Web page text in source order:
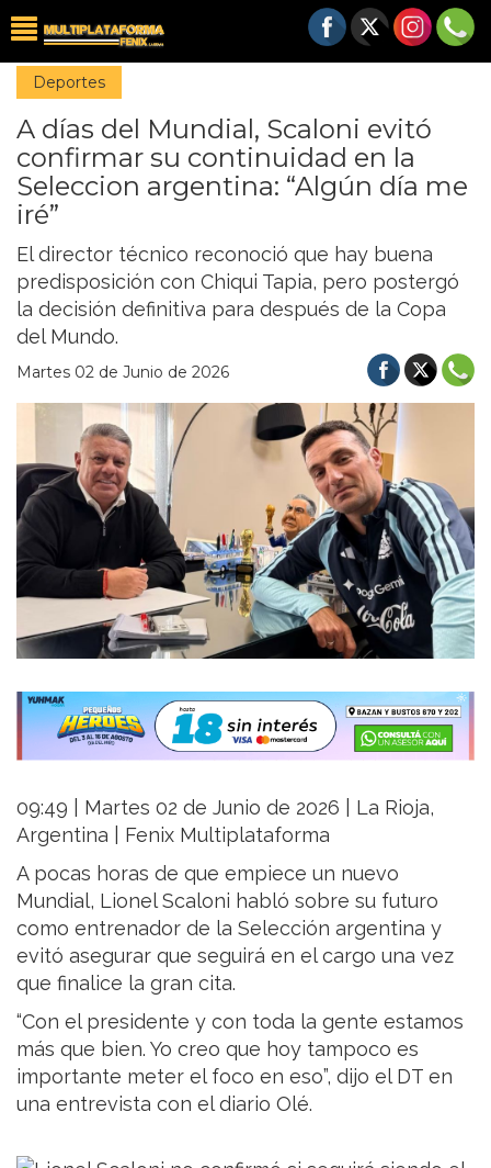
Deportes
A días del Mundial, Scaloni evitó
confirmar su continuidad en la
Seleccion argentina: “Algún día me
iré”
El director técnico reconoció que hay buena
predisposición con Chiqui Tapia, pero postergó
la decisión definitiva para después de la Copa
del Mundo.
Martes 02 de Junio de 2026
09:49 | Martes 02 de Junio de 2026 | La Rioja,
Argentina | Fenix Multiplataforma
A pocas horas de que empiece un nuevo
Mundial, Lionel Scaloni habló sobre su futuro
como entrenador de la Selección argentina y
evitó asegurar que seguirá en el cargo una vez
que finalice la gran cita.
“Con el presidente y con toda la gente estamos
más que bien. Yo creo que hoy tampoco es
importante meter el foco en eso”, dijo el DT en
una entrevista con el diario Olé.